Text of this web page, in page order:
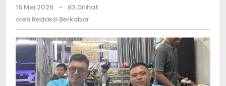
16 Mei 2026 oleh
Redaksi
-
83 Dilihat
oleh Redaksi Berkabar